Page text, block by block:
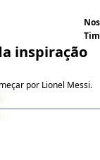
inspiração
por Lionel Messi.